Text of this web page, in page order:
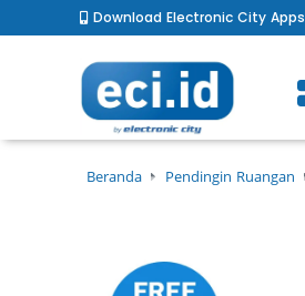
Download Electronic City Apps
Beranda Pendingin Ruangan